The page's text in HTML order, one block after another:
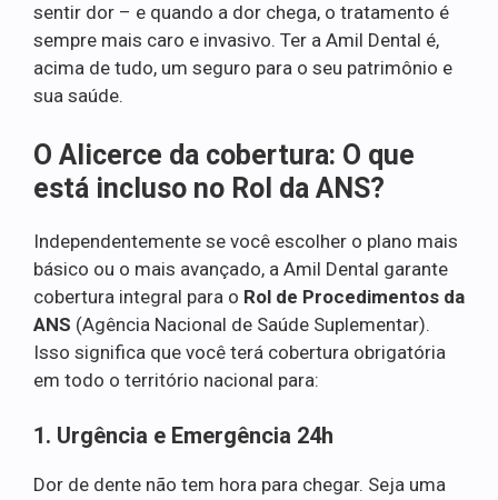
sentir dor – e quando a dor chega, o tratamento é
sempre mais caro e invasivo. Ter a Amil Dental é,
acima de tudo, um seguro para o seu patrimônio e
sua saúde.
O Alicerce da cobertura: O que
está incluso no Rol da ANS?
Independentemente se você escolher o plano mais
básico ou o mais avançado, a Amil Dental garante
cobertura integral para o Rol de Procedimentos da
ANS (Agência Nacional de Saúde Suplementar).
Isso significa que você terá cobertura obrigatória
em todo o território nacional para:
1. Urgência e Emergência 24h
Dor de dente não tem hora para chegar. Seja uma